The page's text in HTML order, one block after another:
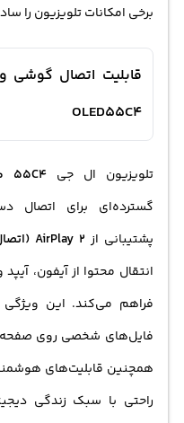
برخی امکانات تلویزیون را
قابلیت اتصال گوشی
OLED55C4
تلویزیون ال جی55C4 مدل OLED evo
گسترده‌ای برای اتصال
پشتیبانی از AirPlay 2 (اتصال بی‌سیم دستگاه‌های اپل)
انتقال محتوا از آیفون،
فراهم می‌کند. این
فایل‌های شخصی روی صفحه
همچنین قابلیت‌های
راحتی با سبک زندگی